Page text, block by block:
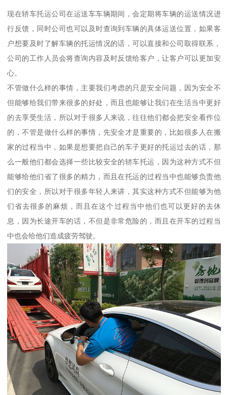
现在轿车托运公司在运送车车辆期间，会定期将车辆的运送情况进
行反馈，同时公司也可以及时查询到车辆的具体运送位置，如果客
户想要及时了解车辆的托运情况的话，可以直接和公司取得联系，
公司的工作人员会将查询内容及时反馈给客户，让客户可以更加安
心。
不管做什么样的事情，主要我们考虑的只是安全问题，因为安全不
但能够给我们带来很多的好处，而且也能够让我们在生活当中更好
的去享受生活，所以对于很多人来说，往往他们都会把安全看作位
的，不管是做什么样的事情，先安全才是重要的，比如很多人在搬
家的过程当中，如果是想要把自己的车子更好的托运过去的话，那
么一般他们都会选择一些比较安全的轿车托运，因为这种方式不但
能够给他们省了很多的精力，而且在托运的过程当中也能够负责他
们的安全，所以对于很多年轻人来讲，其实这种方式不但能够为他
们省去很多的麻烦，而且在这个过程当中他们也可以更好的去休
息，因为长途开车的话，不但是非常危险的，而且在开车的过程当
中也会给他们造成疲劳驾驶。